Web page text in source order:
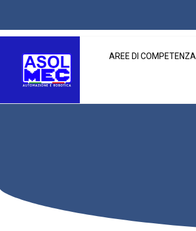
AREE DI COMPETENZA